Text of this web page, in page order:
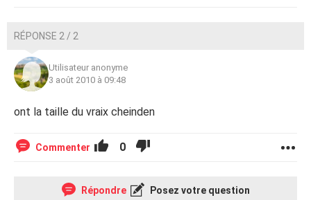
RÉPONSE 2 / 2
Utilisateur anonyme
3 août 2010 à 09:48
ont la taille du vraix cheinden
Commenter 0
Répondre Posez votre question